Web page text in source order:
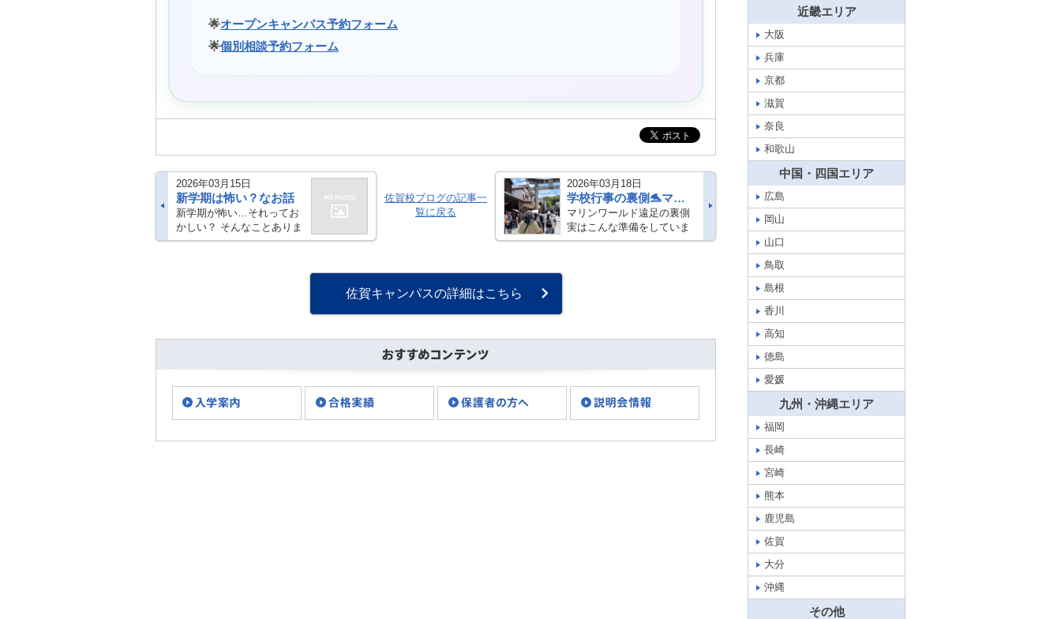
🌟オープンキャンパス予約フォーム
🌟個別相談予約フォーム
2026年03月15日
新学期は怖い？なお話
新学期が怖い…それってお
かしい？ そんなことありま
せん 保護者の方にぜひ知っ
佐賀校ブログの記事一
覧に戻る
2026年03月18日
学校行事の裏側🐬マリンワールドの準備
マリンワールド遠足の裏側
実はこんな準備をしていま
す🐬 楽しい行事の裏には、
佐賀キャンパスの詳細はこちら
近畿エリア
大阪
兵庫
京都
滋賀
奈良
和歌山
中国・四国エリア
広島
岡山
山口
鳥取
島根
香川
高知
徳島
愛媛
九州・沖縄エリア
福岡
長崎
宮崎
熊本
鹿児島
佐賀
大分
沖縄
その他